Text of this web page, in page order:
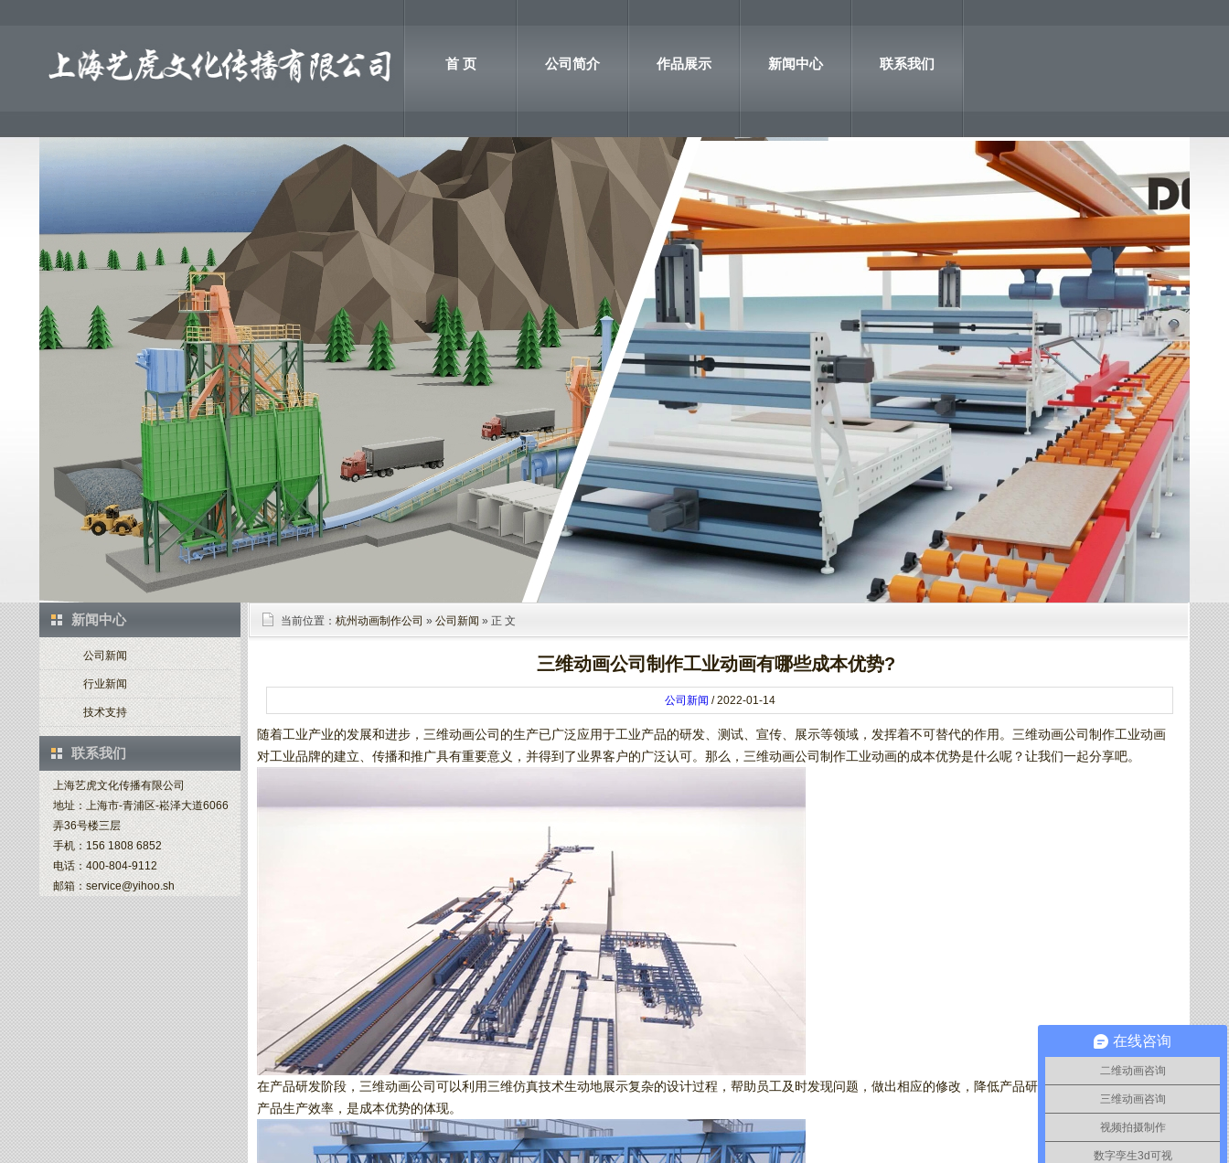
首 页 公司简介 作品展示 新闻中心 联系我们
新闻中心
公司新闻
行业新闻
技术支持
联系我们
上海艺虎文化传播有限公司
地址：上海市-青浦区-崧泽大道6066
弄36号楼三层
手机：156 1808 6852
电话：400-804-9112
邮箱：service@yihoo.sh
当前位置： 杭州动画制作公司 » 公司新闻 » 正 文
三维动画公司制作工业动画有哪些成本优势?
公司新闻 / 2022-01-14
随着工业产业的发展和进步，三维动画公司的生产已广泛应用于工业产品的研发、测试、宣传、展示等领域，发挥着不可替代的作用。三维动画公司制作工业动画
对工业品牌的建立、传播和推广具有重要意义，并得到了业界客户的广泛认可。那么，三维动画公司制作工业动画的成本优势是什么呢？让我们一起分享吧。
在产品研发阶段，三维动画公司可以利用三维仿真技术生动地展示复杂的设计过程，帮助员工及时发现问题，做出相应的修改，降低产品研发成本投资，提高工业
产品生产效率，是成本优势的体现。
在线咨询
二维动画咨询
三维动画咨询
视频拍摄制作
数字孪生3d可视